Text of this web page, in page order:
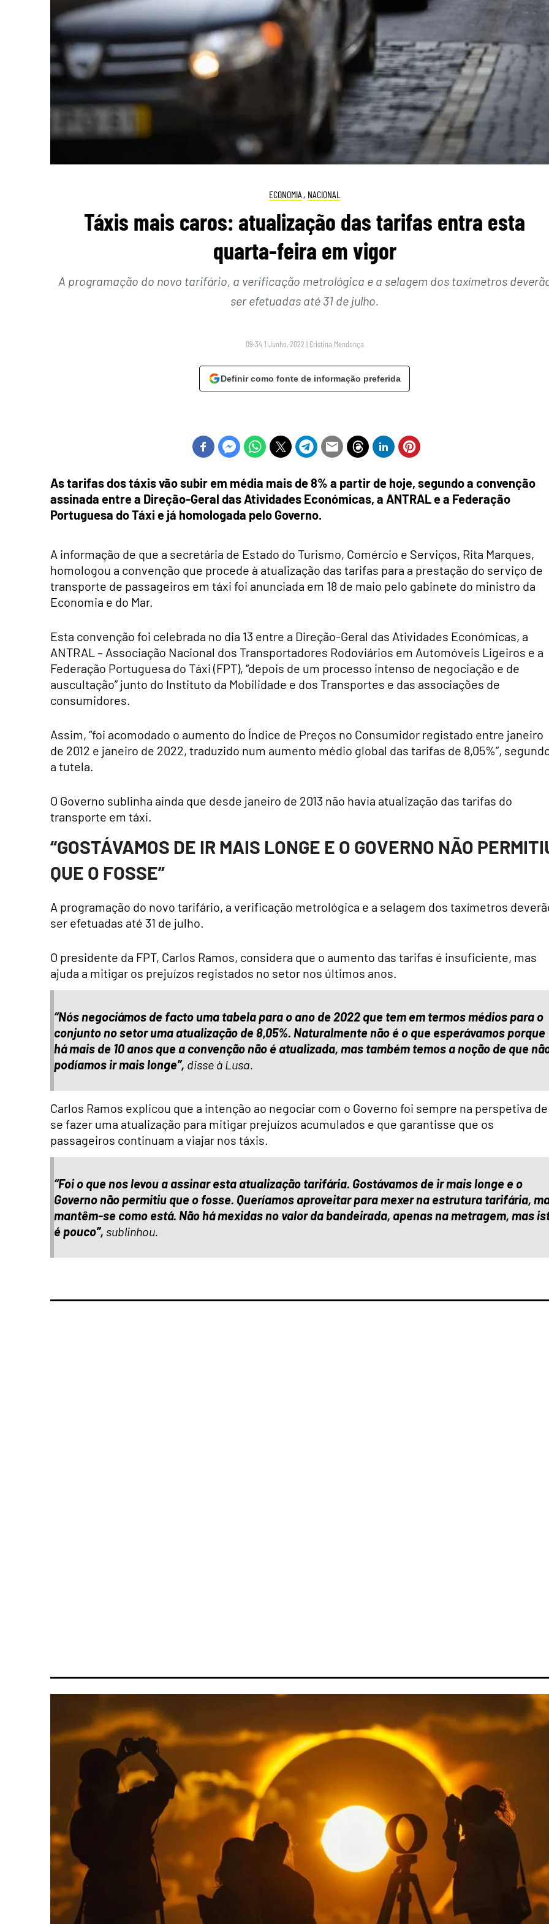
ECONOMIA , NACIONAL
Táxis mais caros: atualização das tarifas entra esta
quarta-feira em vigor
A programação do novo tarifário, a verificação metrológica e a selagem dos taxímetros
ser efetuadas até 31 de julho.
09:34 1 Junho, 2022 | Cristina Mendonça
Definir como fonte de informação preferida
As tarifas dos táxis vão subir em média mais de 8% a partir de hoje, segundo a convenção
assinada entre a Direção-Geral das Atividades Económicas, a ANTRAL e a Federação
Portuguesa do Táxi e já homologada pelo Governo.
A informação de que a secretária de Estado do Turismo, Comércio e Serviços, Rita Marques,
homologou a convenção que procede à atualização das tarifas para a prestação do serviço de
transporte de passageiros em táxi foi anunciada em 18 de maio pelo gabinete do ministro da
Economia e do Mar.
Esta convenção foi celebrada no dia 13 entre a Direção-Geral das Atividades Económicas, a
ANTRAL – Associação Nacional dos Transportadores Rodoviários em Automóveis Ligeiros e a
Federação Portuguesa do Táxi (FPT), “depois de um processo intenso de negociação e de
auscultação” junto do Instituto da Mobilidade e dos Transportes e das associações de
consumidores.
Assim, “foi acomodado o aumento do Índice de Preços no Consumidor registado entre janeiro
de 2012 e janeiro de 2022, traduzido num aumento médio global das tarifas de 8,05%”,
a tutela.
O Governo sublinha ainda que desde janeiro de 2013 não havia atualização das tarifas do
transporte em táxi.
“GOSTÁVAMOS DE IR MAIS LONGE E O GOVERNO NÃO
QUE O FOSSE”
A programação do novo tarifário, a verificação metrológica e a selagem dos taxímetros
ser efetuadas até 31 de julho.
O presidente da FPT, Carlos Ramos, considera que o aumento das tarifas é insuficiente, mas
ajuda a mitigar os prejuízos registados no setor nos últimos anos.
“Nós negociámos de facto uma tabela para o ano de 2022 que tem em termos médios para o
conjunto no setor uma atualização de 8,05%. Naturalmente não é o que esperávamos porque
há mais de 10 anos que a convenção não é atualizada, mas também temos a noção de que
podíamos ir mais longe”, disse à Lusa.
Carlos Ramos explicou que a intenção ao negociar com o Governo foi sempre na perspetiva de
se fazer uma atualização para mitigar prejuízos acumulados e que garantisse que os
passageiros continuam a viajar nos táxis.
“Foi o que nos levou a assinar esta atualização tarifária. Gostávamos de ir mais longe e o
Governo não permitiu que o fosse. Queríamos aproveitar para mexer na estrutura tarifária,
mantêm-se como está. Não há mexidas no valor da bandeirada, apenas na metragem, mas
é pouco”, sublinhou.